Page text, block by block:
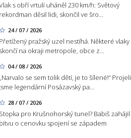
s obří vrtulí uháněl 230 km/h: Světový
rekordman děsil lidi, skončil ve šro…
24 / 07 / 2026
Přetížený pražský uzel nestíhá. Některé vlaky
skončí na okraji metropole, obce z…
04 / 08 / 2026
„Narvalo se sem tolik dětí, je to šílené!“ Projeli
jsme legendární Posázavský pa…
28 / 07 / 2026
Stopka pro Krušnohorský tunel? Babiš zahájil
bitvu o cenovku spojení se západem